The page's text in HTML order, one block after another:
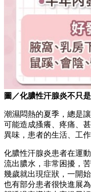
圖／化膿性汗腺炎不只
潮濕悶熱的夏季，總是
可能造成搔癢、疼痛、
異味，患者的生活、工
化膿性汗腺炎患者在運
流出膿水，非常困擾，
幾歲就出現症狀，一開
也有部分患者很快進展